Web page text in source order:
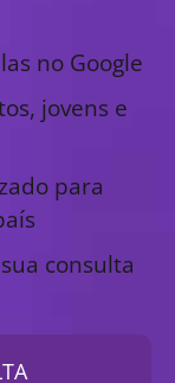
no Google
jovens e
para
consulta